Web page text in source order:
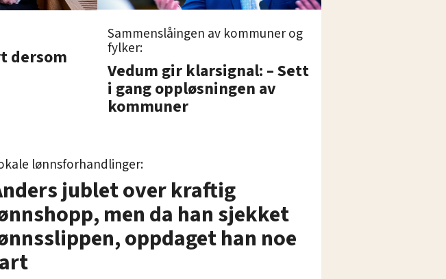
dersom
Sammenslåingen av kommuner og
fylker:
Vedum gir klarsignal: – Sett
i gang oppløsningen av
kommuner
lønnsforhandlinger:
jublet over kraftig
men da han sjekket
oppdaget han noe